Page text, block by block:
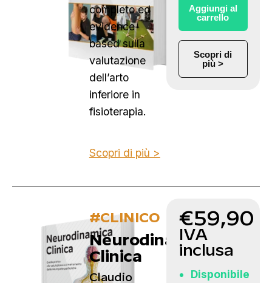
completo ed
evidence-
based sulla
valutazione
dell’arto
inferiore in
fisioterapia.
Scopri di più >
Aggiungi al
carrello
Scopri di
più >
#CLINICO
Neurodinamica
Clinica
Claudio
€59,90
IVA
inclusa
Disponibile